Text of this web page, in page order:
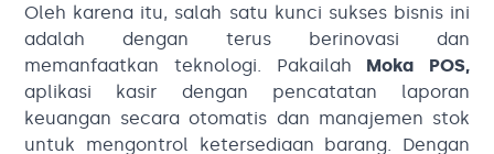
Oleh karena itu, salah satu kunci sukses bisnis ini
adalah dengan terus berinovasi dan
memanfaatkan teknologi. Pakailah Moka POS,
aplikasi kasir dengan pencatatan laporan
keuangan secara otomatis dan manajemen stok
untuk mengontrol ketersediaan barang. Dengan